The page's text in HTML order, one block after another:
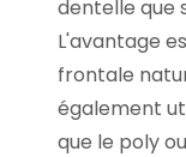
dentelle que
L'avantage
frontale
également
que le poly